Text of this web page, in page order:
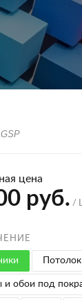
цена
руб. /
и обои под